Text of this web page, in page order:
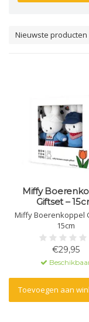
Nieuwste producten
Miffy
Giftset –
Miffy Boerenkoppel
15cm
€29,95
Toevoegen aan